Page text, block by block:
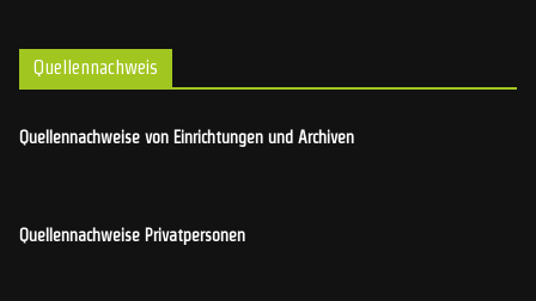
Quellennachweis
Quellennachweise von Einrichtungen und Archiven
Quellennachweise Privatpersonen